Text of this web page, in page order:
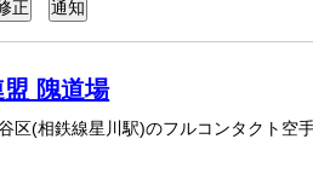
盟 隗道場
区(相鉄線星川駅)のフルコンタクト空